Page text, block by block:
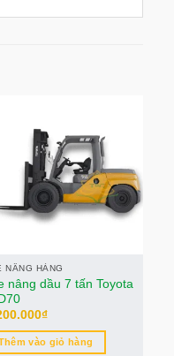
NÂNG HÀNG
nâng dầu 7 tấn Toyota
₫
vào giỏ hàng